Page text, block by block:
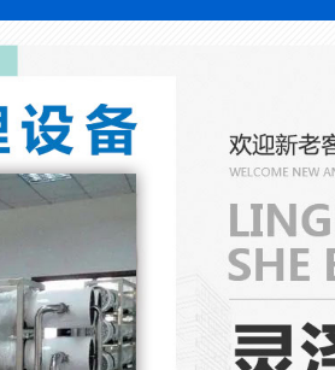
反渗透设备
软化水设备
水除铁锰设备
单位直饮水供水
净水机系列